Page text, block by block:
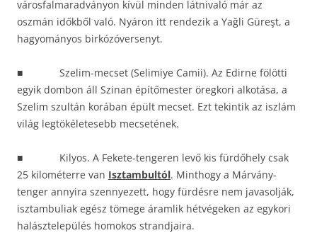
városfalmaradványon kívül minden látnivaló már az
oszmán időkből való. Nyáron itt rendezik a Yağli Güreşt, a
hagyományos birkózóversenyt.
■ Szelim-mecset (Selimiye Camii). Az Edirne fölötti
egyik dombon áll Szinan építőmester öregkori alkotása, a
Szelim szultán korában épült mecset. Ezt tekintik az iszlám
világ legtökéletesebb mecsetének.
■ Kilyos. A Fekete-tengeren levő kis fürdőhely csak
25 kilométerre van Isztambultól. Minthogy a Márvány-
tenger annyira szennyezett, hogy fürdésre nem javasolják,
isztambuliak egész tömege áramlik hétvégeken az egykori
halásztelepülés homokos strandjaira.